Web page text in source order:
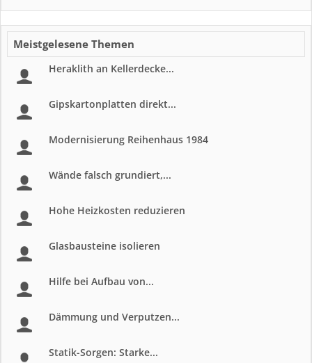
Meistgelesene Themen
Heraklith an Kellerdecke...
Gipskartonplatten direkt...
Modernisierung Reihenhaus 1984
Wände falsch grundiert,...
Hohe Heizkosten reduzieren
Glasbausteine isolieren
Hilfe bei Aufbau von...
Dämmung und Verputzen...
Statik-Sorgen: Starke...